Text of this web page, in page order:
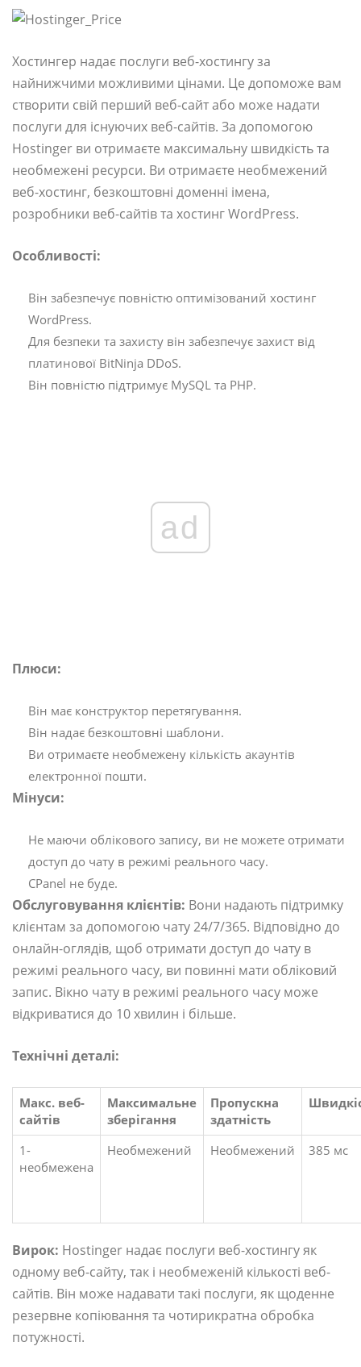
Хостингер надає послуги веб-хостингу за
найнижчими можливими цінами. Це допоможе вам
створити свій перший веб-сайт або може надати
послуги для існуючих веб-сайтів. За допомогою
Hostinger ви отримаєте максимальну швидкість та
необмежені ресурси. Ви отримаєте необмежений
веб-хостинг, безкоштовні доменні імена,
розробники веб-сайтів та хостинг WordPress.
Особливості:
Він забезпечує повністю оптимізований хостинг
WordPress.
Для безпеки та захисту він забезпечує захист від
платинової BitNinja DDoS.
Він повністю підтримує MySQL та PHP.
ad
Плюси:
Він має конструктор перетягування.
Він надає безкоштовні шаблони.
Ви отримаєте необмежену кількість акаунтів
електронної пошти.
Мінуси:
Не маючи облікового запису, ви не можете отримати
доступ до чату в режимі реального часу.
CPanel не буде.
Обслуговування клієнтів: Вони надають підтримку
клієнтам за допомогою чату 24/7/365. Відповідно до
онлайн-оглядів, щоб отримати доступ до чату в
режимі реального часу, ви повинні мати обліковий
запис. Вікно чату в режимі реального часу може
відкриватися до 10 хвилин і більше.
Технічні деталі:
Макс. веб-
сайтів
Максимальне
зберігання
Пропускна
здатність
1-
необмежена
Необмежений Необмежений 385 мс
Вирок: Hostinger надає послуги веб-хостингу як
одному веб-сайту, так і необмеженій кількості веб-
сайтів. Він може надавати такі послуги, як щоденне
резервне копіювання та чотирикратна обробка
потужності.